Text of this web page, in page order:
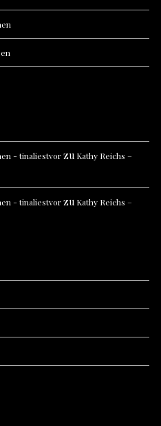
- tinaliestvorzu Kathy Reichs –
- tinaliestvorzu Kathy Reichs –